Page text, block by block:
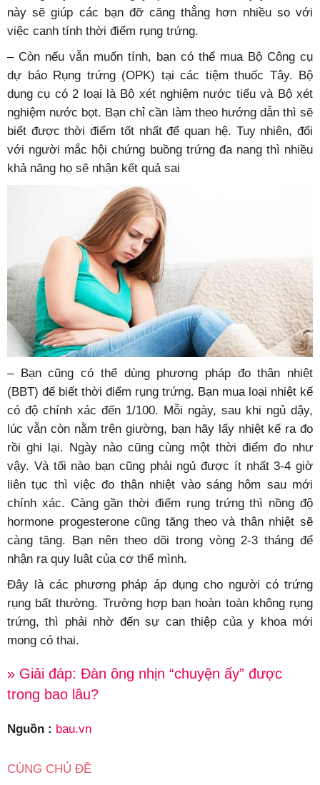
này sẽ giúp các bạn đỡ căng thẳng hơn nhiều so với
việc canh tính thời điểm rụng trứng.
– Còn nếu vẫn muốn tính, bạn có thể mua Bộ Công cụ
dự báo Rụng trứng (OPK) tại các tiệm thuốc Tây. Bộ
dụng cụ có 2 loại là Bộ xét nghiệm nước tiểu và Bộ xét
nghiệm nước bọt. Bạn chỉ cần làm theo hướng dẫn thì sẽ
biết được thời điểm tốt nhất để quan hệ. Tuy nhiên, đối
với người mắc hội chứng buồng trứng đa nang thì nhiều
khả năng họ sẽ nhận kết quả sai
– Bạn cũng có thể dùng phương pháp đo thân nhiệt
(BBT) để biết thời điểm rụng trứng. Bạn mua loại nhiệt kế
có độ chính xác đến 1/100. Mỗi ngày, sau khi ngủ dậy,
lúc vẫn còn nằm trên giường, bạn hãy lấy nhiệt kế ra đo
rồi ghi lại. Ngày nào cũng cùng một thời điểm đo như
vậy. Và tối nào bạn cũng phải ngủ được ít nhất 3-4 giờ
liên tục thì việc đo thân nhiệt vào sáng hôm sau mới
chính xác. Càng gần thời điểm rụng trứng thì nồng độ
hormone progesterone cũng tăng theo và thân nhiệt sẽ
càng tăng. Bạn nên theo dõi trong vòng 2-3 tháng để
nhận ra quy luật của cơ thể mình.
Đây là các phương pháp áp dụng cho người có trứng
rụng bất thường. Trường hợp bạn hoàn toàn không rụng
trứng, thì phải nhờ đến sự can thiệp của y khoa mới
mong có thai.
» Giải đáp: Đàn ông nhịn “chuyện ấy” được
trong bao lâu?
Nguồn : bau.vn
CÙNG CHỦ ĐỀ